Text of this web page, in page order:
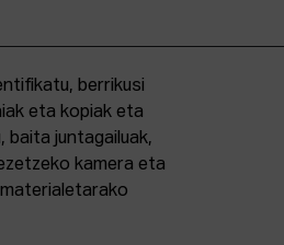
berrikusi
eta kopiak eta
juntagailuak,
kamera eta